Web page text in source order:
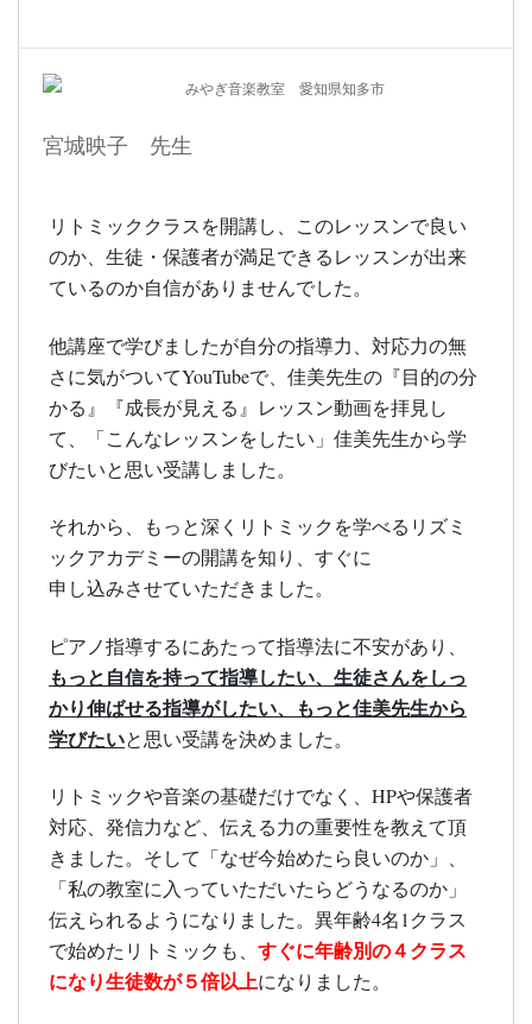
みやぎ音楽教室 愛知県知多市
宮城映子 先生
リトミッククラスを開講し、このレッスンで良い
のか、生徒・保護者が満足できるレッスンが出来
ているのか自信がありませんでした。
他講座で学びましたが自分の指導力、対応力の無
さに気がついてYouTubeで、佳美先生の『目的の分
かる』『成長が見える』レッスン動画を拝見し
て、「こんなレッスンをしたい」佳美先生から学
びたいと思い受講しました。
それから、もっと深くリトミックを学べるリズミ
ックアカデミーの開講を知り、すぐに
申し込みさせていただきました。
ピアノ指導するにあたって指導法に不安があり、
もっと自信を持って指導したい、生徒さんをしっ
かり伸ばせる指導がしたい、もっと佳美先生から
学びたいと思い受講を決めました。
リトミックや音楽の基礎だけでなく、HPや保護者
対応、発信力など、伝える力の重要性を教えて頂
きました。そして「なぜ今始めたら良いのか」、
「私の教室に入っていただいたらどうなるのか」
伝えられるようになりました。異年齢4名1クラス
で始めたリトミックも、 すぐに年齢別の４クラス
になり生徒数が５倍以上になりました。